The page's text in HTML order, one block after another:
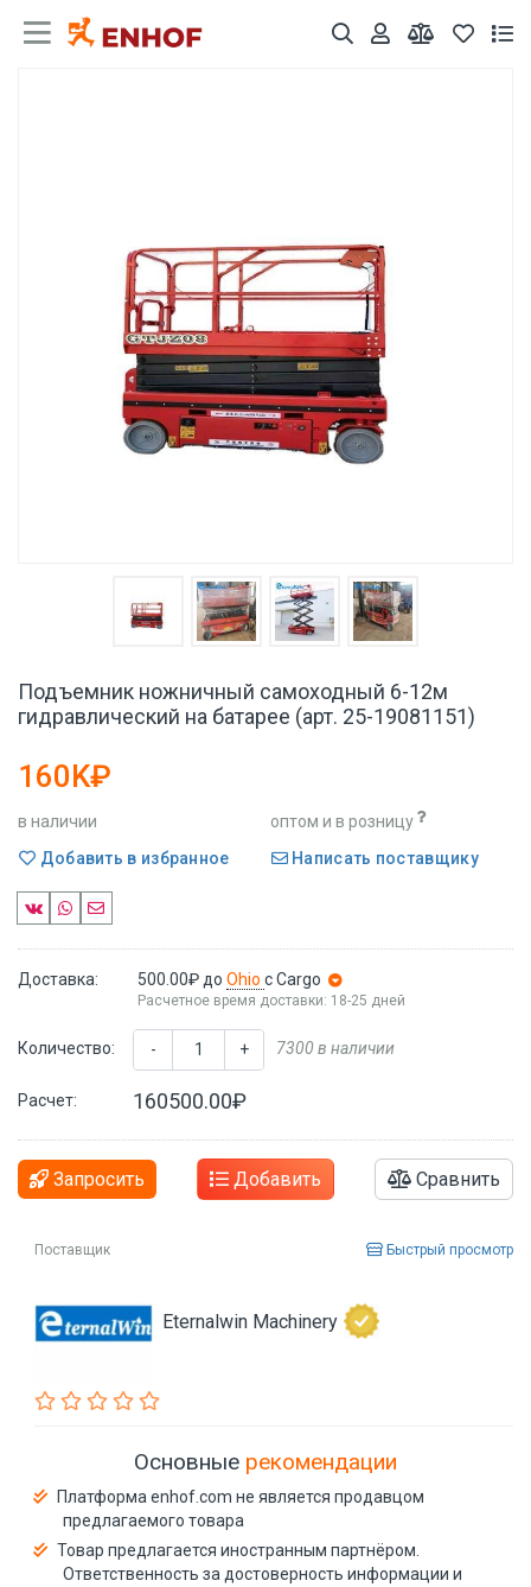
Подъемник ножничный самоходный 6-12м
гидравлический на батарее (арт. 25-19081151)
160K₽
в наличии
оптом и в розницу
Добавить в избранное
Написать поставщику
Доставка: 500.00₽ до Ohio с Cargo
Расчетное время доставки: 18-25 дней
Количество: - + 7300 в наличии
Расчет: 160500.00₽
Запросить Добавить Сравнить
Поставщик Быстрый просмотр
Eternalwin Machinery
Основные рекомендации
Платформа enhof.com не является продавцом
предлагаемого товара
Товар предлагается иностранным партнёром.
Ответственность за достоверность информации и